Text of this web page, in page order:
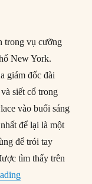
trong vụ cưỡng
New York.
giám đốc đài
siết cổ trong
vào buổi sáng
để lại là một
để trói tay
tìm thấy trên
“28/05/1936: Một